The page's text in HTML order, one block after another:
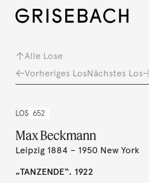
Alle Lose
Vorheriges LosNächstes Los
LOS 652
Max Beckmann
Leipzig 1884 – 1950 New York
„TANZENDE“. 1922